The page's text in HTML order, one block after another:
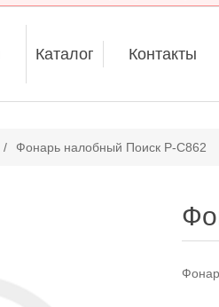
Каталог Контакты
/ Фонарь налобный Поиск P-C862